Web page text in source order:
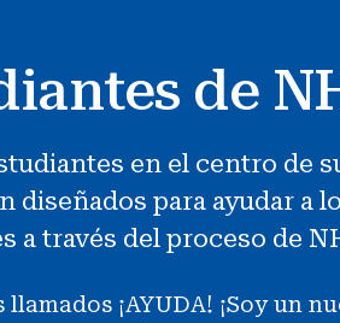
de
en el centro de
diseñados para ayudar a
a través del proceso de
¡AYUDA! ¡Soy un